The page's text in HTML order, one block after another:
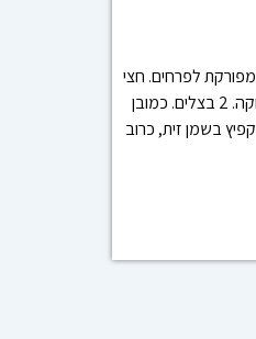
מפורקת לפרחים. חצי
ברוקולי מפורק לפרחים. כוס שעועית ירוקה. 2 בצלים. כמובן
בשמן זית, כרוב